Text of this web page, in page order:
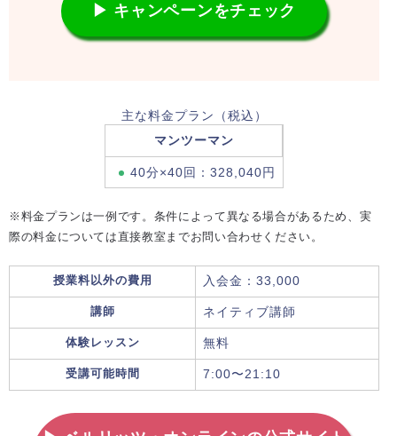
▶ キャンペーンをチェック
主な料金プラン（税込）
マンツーマン
40分×40回：328,040円
※料金プランは一例です。条件によって異なる場合があるため、実
際の料金については直接教室までお問い合わせください。
授業料以外の費用 入会金：33,000
講師 ネイティブ講師
体験レッスン 無料
受講可能時間 7:00〜21:10